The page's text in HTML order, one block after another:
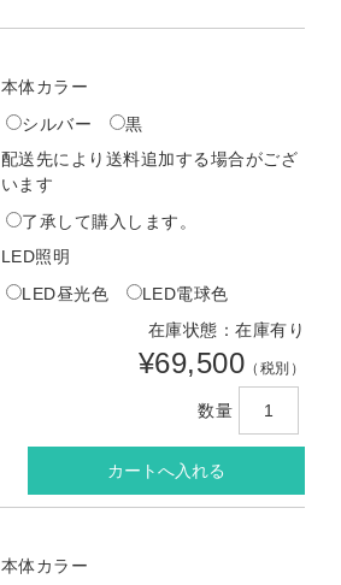
本体カラー
シルバー
黒
配送先により送料追加する場合がござ
います
了承して購入します。
LED照明
LED昼光色
LED電球色
在庫状態：在庫有り
¥69,500 （税別）
数量
本体カラー